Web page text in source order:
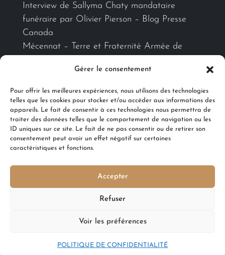
Gérer le consentement
Pour offrir les meilleures expériences, nous utilisons des technologies
telles que les cookies pour stocker et/ou accéder aux informations des
appareils. Le fait de consentir à ces technologies nous permettra de
traiter des données telles que le comportement de navigation ou les
ID uniques sur ce site. Le fait de ne pas consentir ou de retirer son
consentement peut avoir un effet négatif sur certaines
caractéristiques et fonctions.
Accepter
Refuser
Voir les préférences
POLITIQUE DE CONFIDENTIALITÉ
Interview de Sallyma Chaty mandataire
funéraire par Olivier Pierson – Blog Presse
Canada
Mécennat – Terre et Fraternité Armée de
Ils nous accompagnent
POLITIQUE DE CONFIDENTIALITÉ